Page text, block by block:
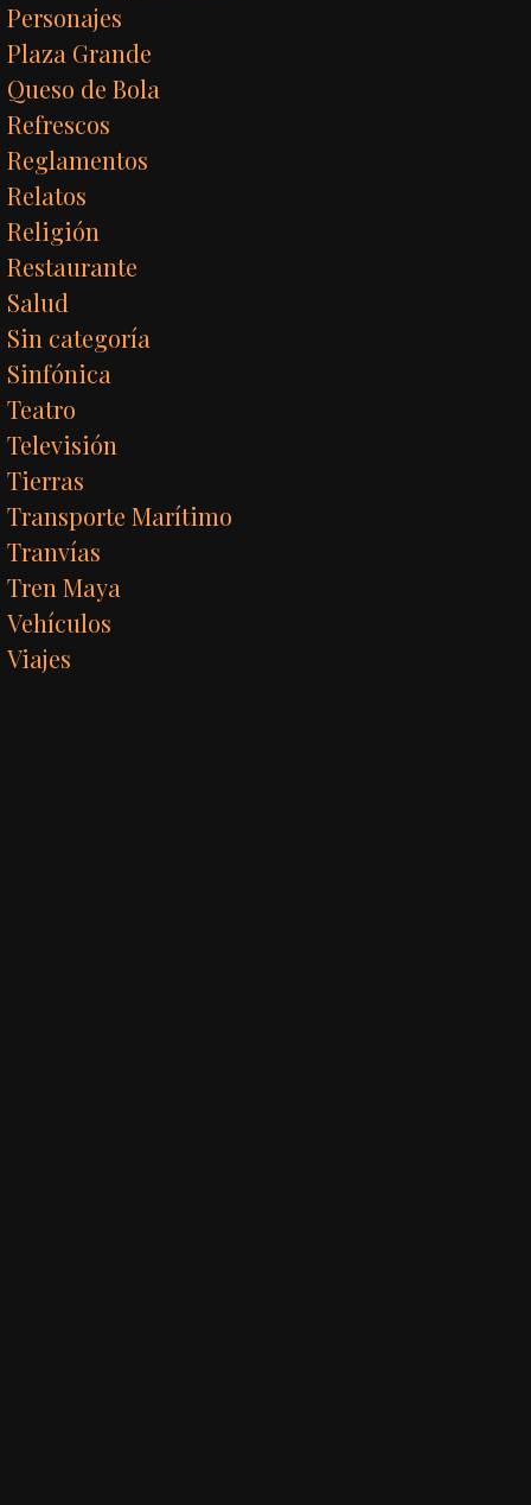
Personajes
Plaza Grande
Queso de Bola
Refrescos
Reglamentos
Relatos
Religión
Restaurante
Salud
Sin categoría
Sinfónica
Teatro
Televisión
Tierras
Transporte Marítimo
Tranvías
Tren Maya
Vehículos
Viajes